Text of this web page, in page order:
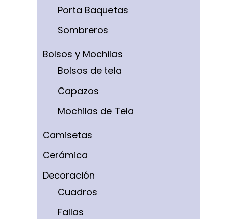
Porta Baquetas
Sombreros
Bolsos y Mochilas
Bolsos de tela
Capazos
Mochilas de Tela
Camisetas
Cerámica
Decoración
Cuadros
Fallas